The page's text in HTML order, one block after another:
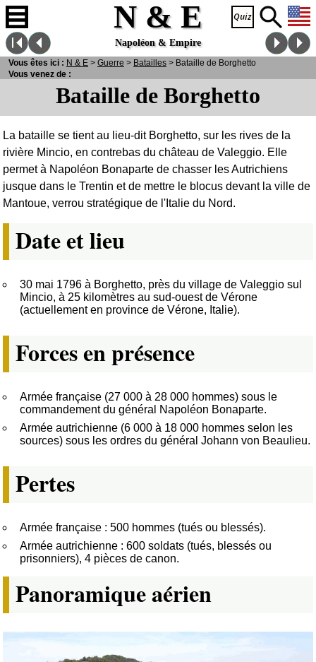
N & E
Napoléon & Empire
Bataille de Borghetto
La bataille se tient au lieu-dit Borghetto, sur les rives de la
rivière Mincio, en contrebas du château de Valeggio. Elle
permet à Napoléon Bonaparte de chasser les Autrichiens
jusque dans le Trentin et de mettre le blocus devant la ville de
Mantoue, verrou stratégique de l'Italie du Nord.
Date et lieu
30 mai 1796 à Borghetto, près du village de Valeggio sul
Mincio, à 25 kilomètres au sud-ouest de Vérone
(actuellement en province de Vérone, Italie).
Forces en présence
Armée française (27 000 à 28 000 hommes) sous le
commandement du général Napoléon Bonaparte.
Armée autrichienne (6 000 à 18 000 hommes selon les
sources) sous les ordres du général Johann von Beaulieu.
Pertes
Armée française : 500 hommes (tués ou blessés).
Armée autrichienne : 600 soldats (tués, blessés ou
prisonniers), 4 pièces de canon.
Panoramique aérien
Vous êtes ici : N & E > Guerre > Batailles > Bataille de Borghetto
Vous venez de :